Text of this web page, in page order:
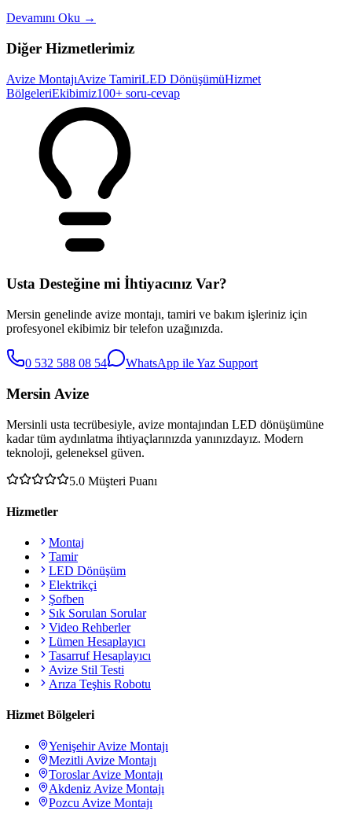
Devamını Oku →
Diğer Hizmetlerimiz
Avize MontajıAvize TamiriLED DönüşümüHizmet
BölgeleriEkibimiz100+ soru-cevap
Usta Desteğine mi İhtiyacınız Var?
Mersin genelinde avize montajı, tamiri ve bakım işleriniz için
profesyonel ekibimiz bir telefon uzağınızda.
0 532 588 08 54 WhatsApp ile Yaz Support
Mersin Avize
Mersinli usta tecrübesiyle, avize montajından LED dönüşümüne
kadar tüm aydınlatma ihtiyaçlarınızda yanınızdayız. Modern
teknoloji, geleneksel güven.
5.0 Müşteri Puanı
Hizmetler
Montaj
Tamir
LED Dönüşüm
Elektrikçi
Şofben
Sık Sorulan Sorular
Video Rehberler
Lümen Hesaplayıcı
Tasarruf Hesaplayıcı
Avize Stil Testi
Arıza Teşhis Robotu
Hizmet Bölgeleri
YenişehirAvize Montajı
Mezitli Avize Montajı
ToroslarAvize Montajı
Akdeniz Avize Montajı
Pozcu Avize Montajı